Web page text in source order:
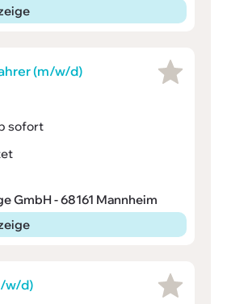
(m/w/d)
sofort
GmbH - 68161 Mannheim
w/d)